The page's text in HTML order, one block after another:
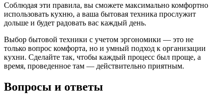
Соблюдая эти правила, вы сможете максимально комфортно
использовать кухню, а ваша бытовая техника прослужит
дольше и будет радовать вас каждый день.
Выбор бытовой техники с учетом эргономики — это не
только вопрос комфорта, но и умный подход к организации
кухни. Сделайте так, чтобы каждый процесс был проще, а
время, проведенное там — действительно приятным.
Вопросы и ответы